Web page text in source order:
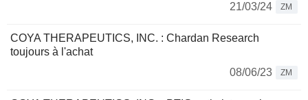
21/03/24
ZM
COYA THERAPEUTICS, INC. : Chardan Research
toujours à l'achat
08/06/23
ZM